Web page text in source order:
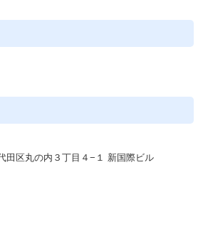
田区丸の内３丁目４−１ 新国際ビル